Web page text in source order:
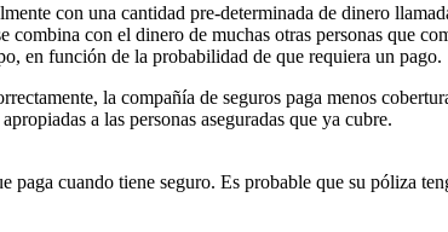
con una cantidad pre-determinada de dinero
combina con el dinero de muchas otras personas que
en función de la probabilidad de que requiera un pago.
la compañía de seguros paga menos
a las personas aseguradas que ya cubre.
paga cuando tiene seguro. Es probable que su póliza